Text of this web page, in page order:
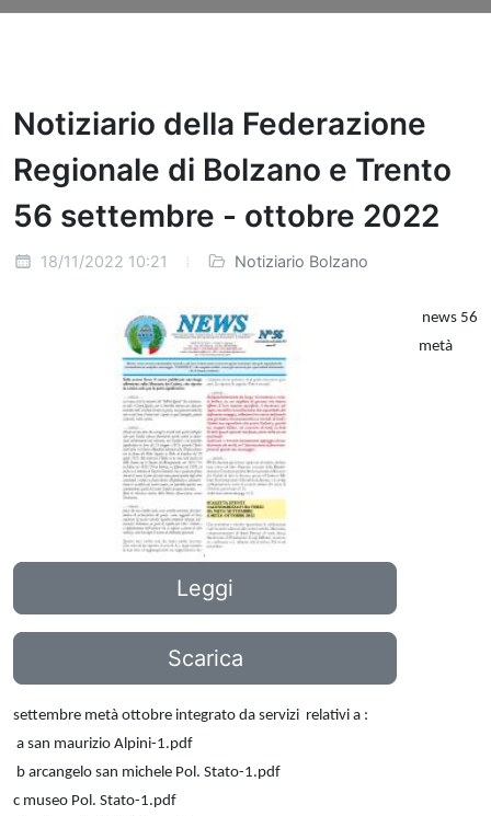
Notiziario della Federazione
Regionale di Bolzano e Trento
56 settembre - ottobre 2022
18/11/2022 10:21 Notiziario Bolzano
Leggi
Scarica
news 56
metà
settembre metà ottobre integrato da servizi relativi a :
a san maurizio Alpini-1.pdf
b arcangelo san michele Pol. Stato-1.pdf
c museo Pol. Stato-1.pdf